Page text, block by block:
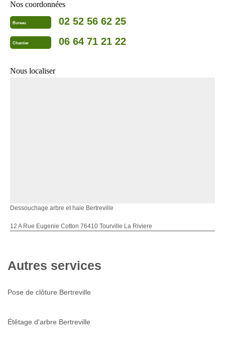
Nos coordonnées
Bureau 02 52 56 62 25
Chantier 06 64 71 21 22
Nous localiser
Dessouchage arbre et haie Bertreville
12 A Rue Eugenie Cotton 76410 Tourville La Riviere
Autres services
Pose de clôture Bertreville
Étêtage d'arbre Bertreville